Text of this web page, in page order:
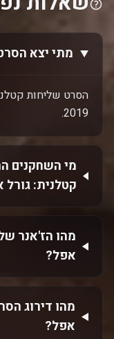
מתי יצא
הסרט שליחות
2019.
מי השחקנים
קטלנית: גורל
מהו הז'אנר
אפל?
מהו דירוג
אפל?